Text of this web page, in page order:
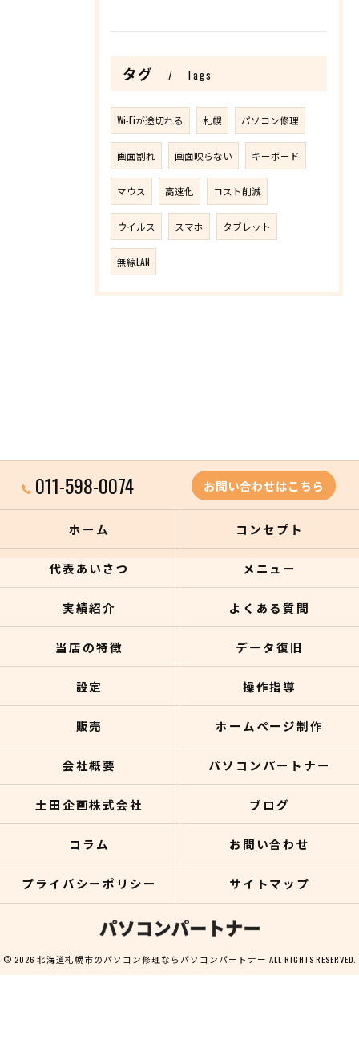
タグ Tags
Wi-Fiが途切れる 札幌 パソコン修理
画面割れ 画面映らない キーボード
マウス 高速化 コスト削減
ウイルス スマホ タブレット
無線LAN
011-598-0074 お問い合わせはこちら
ホーム コンセプト
代表あいさつ メニュー
実績紹介 よくある質問
当店の特徴 データ復旧
設定 操作指導
販売 ホームページ制作
会社概要 パソコンパートナー
土田企画株式会社 ブログ
コラム お問い合わせ
プライバシーポリシー サイトマップ
© 2026 北海道札幌市のパソコン修理ならパソコンパートナー ALL RIGHTS RESERVED.